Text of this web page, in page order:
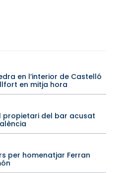
en l’interior de Castelló
en mitja hora
propietari del bar acusat
per homenatjar Ferran